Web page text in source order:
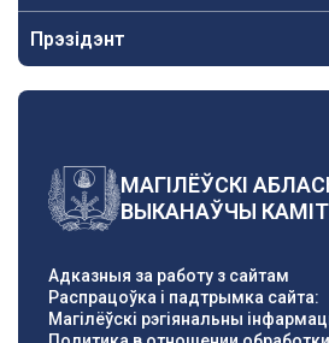
Прэзідэнт
МАГІЛЁЎСКІ
ВЫКАНАЎЧЫ
Адказныя за работу з сайтам
Распрацоўка і падтрымка сайта:
Магілёўскі рэгіянальны